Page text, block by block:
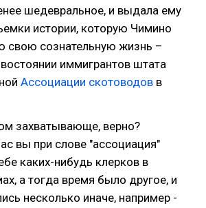
шедевральное, и выдала ему
истории, которую Чимино
свою сознательную жизнь –
иммигрантов штата
Ассоциации скотоводов в
захватывающе, верно?
вы при слове "ассоциация"
каких-нибудь клерков в
а тогда время было другое, и
несколько иначе, например -